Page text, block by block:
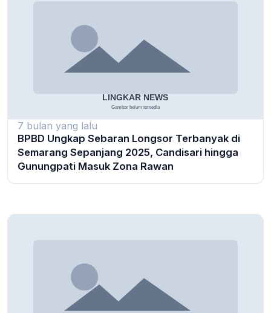
7 bulan yang lalu
BPBD Ungkap Sebaran Longsor Terbanyak di
Semarang Sepanjang 2025, Candisari hingga
Gunungpati Masuk Zona Rawan